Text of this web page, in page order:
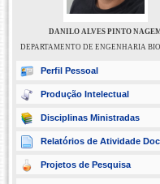
DANILO ALVES PINTO
DEPARTAMENTO DE ENGENHARIA
Perfil Pessoal
Produção Intelectual
Disciplinas Ministradas
Relatórios de Atividade
Projetos de Pesquisa